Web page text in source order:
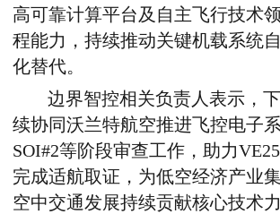
高可靠计算平台及自主飞行技术
程能力，持续推动关键机载系统
化替代。
边界智控相关负责人表示，
续协同沃兰特航空推进飞控电子
SOI#2等阶段审查工作，助力
完成适航取证，为低空经济产业
空中交通发展持续贡献核心技术